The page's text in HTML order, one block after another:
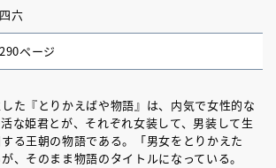
四六
290ページ
た『とりかえばや物語』は、内気で女性的な
な姫君とが、それぞれ女装して、男装して生
る王朝の物語である。「男女をとりかえた
、そのまま物語のタイトルになっている。